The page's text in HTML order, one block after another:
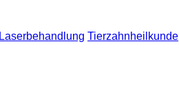
Laserbehandlung Tierzahnheilkunde